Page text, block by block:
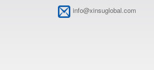
info@xinsuglobal.com